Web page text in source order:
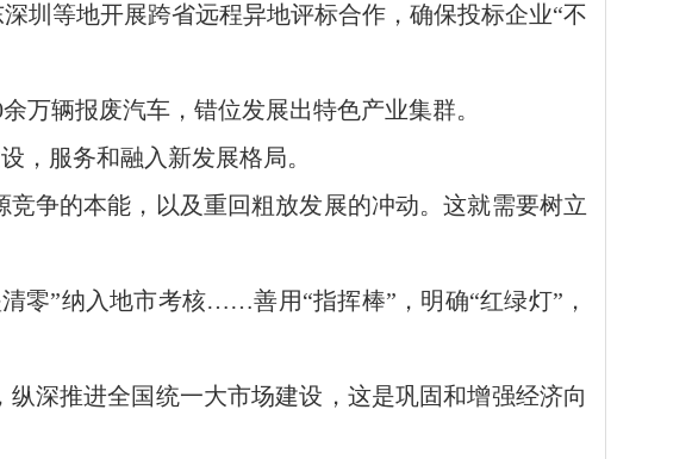
圳等地开展跨省远程异地评标合作，确保投标企业“不
万辆报废汽车，错位发展出特色产业集群。
，服务和融入新发展格局。
争的本能，以及重回粗放发展的冲动。这就需要树立
零”纳入地市考核……善用“指挥棒”，明确“红绿灯”，
深推进全国统一大市场建设，这是巩固和增强经济向